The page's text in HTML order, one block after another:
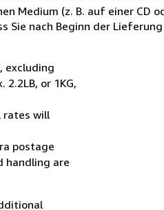
Medium (z. B. auf einer CD
Sie nach Beginn der
excluding
or 1KG,
rates will
postage
handling are